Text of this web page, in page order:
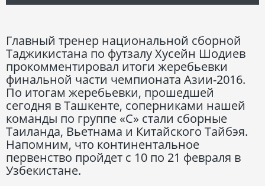
Главный тренер национальной сборной
Таджикистана по футзалу Хусейн Шодиев
прокомментировал итоги жеребьевки
финальной части чемпионата Азии-2016.
По итогам жеребьевки, прошедшей
сегодня в Ташкенте, соперниками нашей
команды по группе «С» стали сборные
Таиланда, Вьетнама и Китайского Тайбэя.
Напомним, что континентальное
первенство пройдет с 10 по 21 февраля в
Узбекистане.